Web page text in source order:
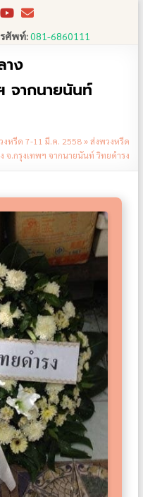
ศัพท์:081-6860111
ง
จากนายนันท์
งหรีด 7-11 มี.ค. 2558»ส่งพวงหรีด
จ.กรุงเทพฯ จากนายนันท์ วิทยดำรง